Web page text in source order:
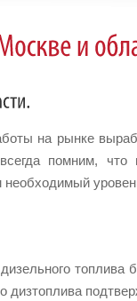
на рынке
помним,
дизтоплива